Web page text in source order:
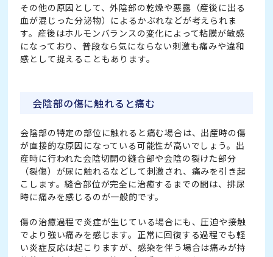
その他の原因として、外陰部の乾燥や悪露（産後に出る
血が混じった分泌物）によるかぶれなどが考えられま
す。産後はホルモンバランスの変化によって粘膜が敏感
になっており、普段なら気にならない刺激も痛みや違和
感として捉えることもあります。
会陰部の傷に触れると痛む
会陰部の特定の部位に触れると痛む場合は、出産時の傷
が直接的な原因になっている可能性が高いでしょう。出
産時に行われた会陰切開の縫合部や会陰の裂けた部分
（裂傷）が尿に触れるなどして刺激され、痛みを引き起
こします。縫合部位が完全に治癒するまでの間は、排尿
時に痛みを感じるのが一般的です。
傷の治癒過程で炎症が生じている場合にも、圧迫や接触
でより強い痛みを感じます。正常に回復する過程でも軽
い炎症反応は起こりますが、感染を伴う場合は痛みが持